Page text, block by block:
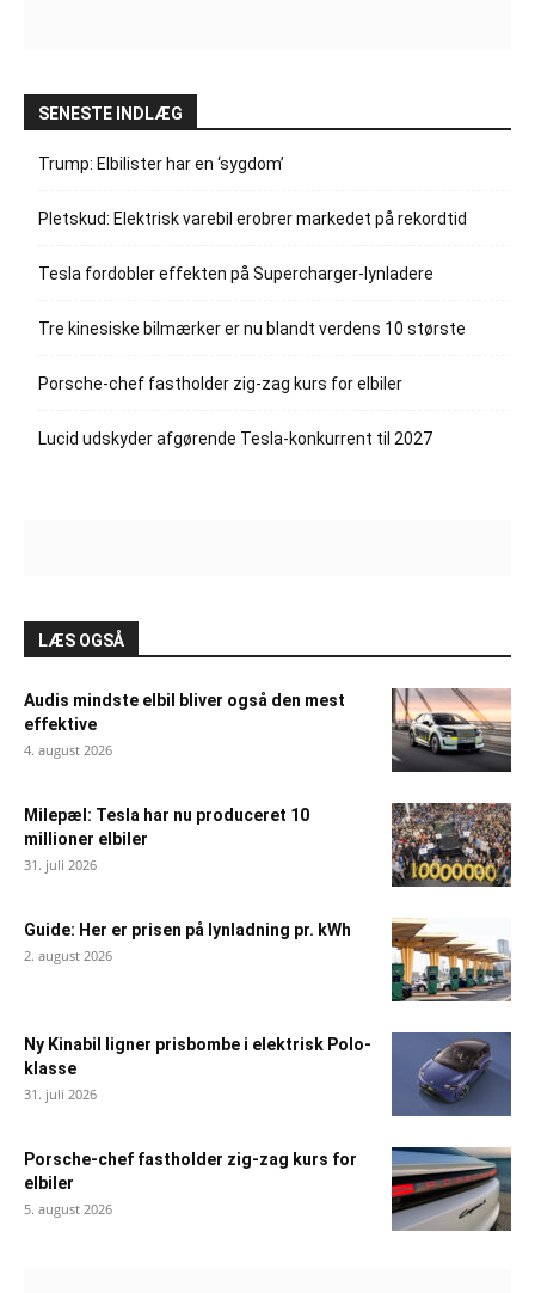
SENESTE INDLÆG
Trump: Elbilister har en ‘sygdom’
Pletskud: Elektrisk varebil erobrer markedet på rekordtid
Tesla fordobler effekten på Supercharger-lynladere
Tre kinesiske bilmærker er nu blandt verdens 10 største
Porsche-chef fastholder zig-zag kurs for elbiler
Lucid udskyder afgørende Tesla-konkurrent til 2027
LÆS OGSÅ
Audis mindste elbil bliver også den mest
effektive
4. august 2026
Milepæl: Tesla har nu produceret 10
millioner elbiler
31. juli 2026
Guide: Her er prisen på lynladning pr. kWh
2. august 2026
Ny Kinabil ligner prisbombe i elektrisk Polo-
klasse
31. juli 2026
Porsche-chef fastholder zig-zag kurs for
elbiler
5. august 2026